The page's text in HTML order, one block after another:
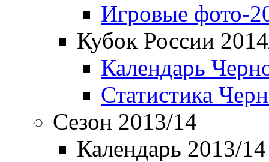
Игровые фото-
Кубок России
Календарь
Статистика
Сезон 2013/14
Календарь 2013/14